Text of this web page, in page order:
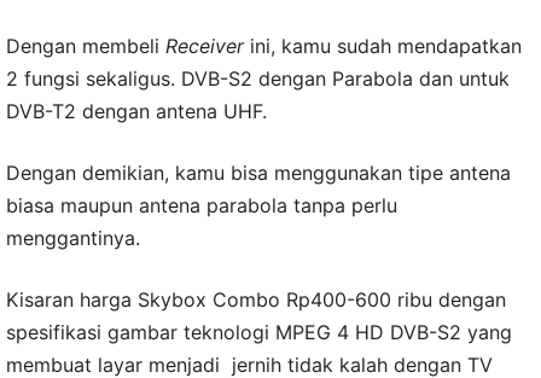
Dengan membeli Receiverini, kamu sudah mendapatkan
2 fungsi sekaligus. DVB-S2 dengan Parabola dan untuk
DVB-T2 dengan antena UHF.
Dengan demikian, kamu bisa menggunakan tipe antena
biasa maupun antena parabola tanpa perlu
menggantinya.
Kisaran harga Skybox Combo Rp400-600 ribu dengan
spesifikasi gambar teknologi MPEG 4 HD DVB-S2 yang
membuat layar menjadi jernih tidak kalah dengan TV